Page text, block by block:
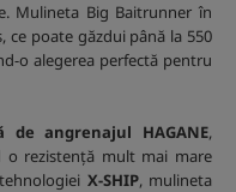
Mulineta Big Baitrunner în
ce poate găzdui până la 550
o alegerea perfectă pentru
angrenajul HAGANE,
rezistență mult mai mare
X-SHIP, mulineta